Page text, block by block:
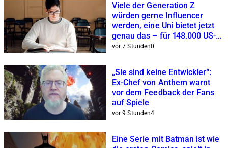
Viele der Generation Z
würden gerne Influencer
werden, eine Uni bietet jetzt
genau das – für 148.000 US-
Dollar
vor 7 Stunden0
„Sie sind keine Entwickler“:
Ex-Chef von Anthem warnt
vor dem Feedback der Fans
auf Spiele
vor 9 Stunden4
Eine Serie mit Batman ist wie